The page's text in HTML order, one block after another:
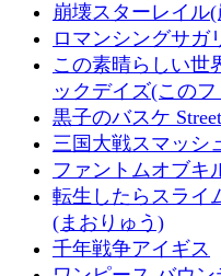
崩壊スターレイル
ロマンシングサガ
この素晴らしい世
ックデイズ(この
黒子のバスケ
三国大戦スマッシ
ファントムオブキ
転生したらスライ
(まおりゅう)
千年戦争アイギス